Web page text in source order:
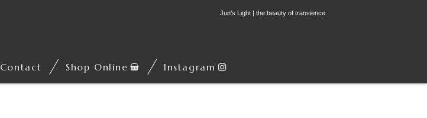
Jun’s Light | the beauty of transience
Contact Shop Online Instagram